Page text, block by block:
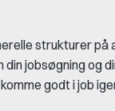
strukturer
jobsøgning
godt i job